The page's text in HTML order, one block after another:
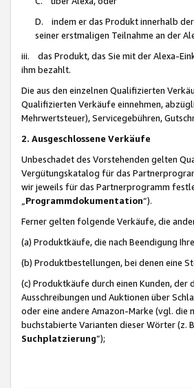
D. indem er das Produkt innerhalb
seiner erstmaligen Teilnahme an der
iii. das Produkt, das Sie mit der Alexa-
ihm bezahlt.
Die aus den einzelnen Qualifizierten
Qualifizierten Verkäufe einnehmen,
Mehrwertsteuer), Servicegebühren,
2. Ausgeschlossene Verkäufe
Unbeschadet des Vorstehenden gelten
Vergütungskatalog für das
wir jeweils für das Partnerprogramm
Programmdokumentation“).
Ferner gelten folgende Verkäufe, die
(a) Produktkäufe, die nach Beendigung
(b) Produktbestellungen, bei denen eine
(c) Produktkäufe durch einen Kunden, der
Ausschreibungen und Auktionen über
oder eine andere Amazon-Marke (vgl. die
buchstabierte Varianten dieser Wörter (z.
Suchplatzierung”);